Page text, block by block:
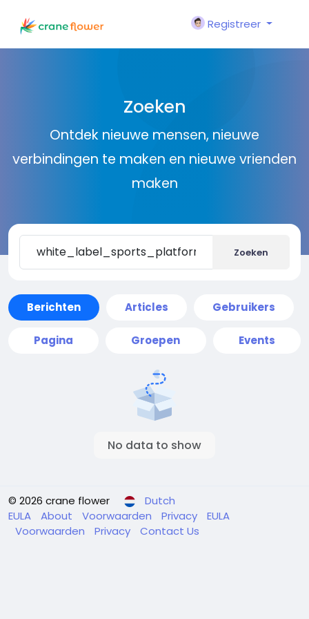
Registreer
Zoeken
Ontdek nieuwe mensen, nieuwe
verbindingen te maken en nieuwe vrienden
maken
Zoeken
Berichten Articles Gebruikers
Pagina Groepen Events
No data to show
© 2026 crane flower
Dutch
EULA
About Voorwaarden Privacy
EULA
Voorwaarden
Privacy Contact Us